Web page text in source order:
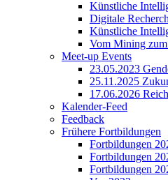
Künstliche
Digitale
Künstliche
Vom Mining
Meet-up Events
23.05.2023
25.11.2025
17.06.2026
Kalender-Feed
Feedback
Frühere Fortbildungen
Fortbildungen
Fortbildungen
Fortbildungen